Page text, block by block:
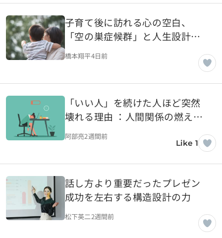
子育て後に訪れる心の空白、
「空の巣症候群」と人生設計を
考える
橋本翔平4日前
「いい人」を続けた人ほど突然
壊れる理由 ：人間関係の燃え尽
きが起きるまで
阿部亮2週間前
Like 1
話し方より重要だったプレゼン
成功を左右する構造設計の力
松下英二2週間前